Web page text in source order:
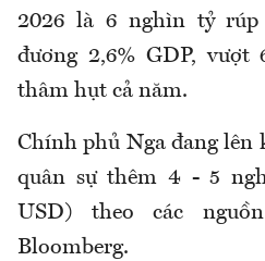
2026 là 6 nghìn tỷ
đương 2,6% GDP, vượt
thâm hụt cả năm.
Chính phủ Nga đang lên
quân sự thêm 4 - 5
USD) theo các
Bloomberg.